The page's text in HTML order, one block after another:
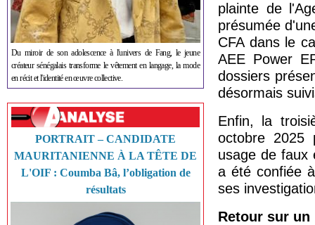
Du miroir de son adolescence à l'univers de Fang, le jeune
créateur sénégalais transforme le vêtement en langage, la mode
en récit et l'identité en œuvre collective.
PORTRAIT – CANDIDATE
MAURITANIENNE À LA TÊTE DE
L'OIF : Coumba Bâ, l’obligation de
résultats
plainte de
présumée
CFA dans le
AEE Power
dossiers
désormais
Enfin, la
octobre 2025
usage de faux
a été confiée
ses
Retour sur